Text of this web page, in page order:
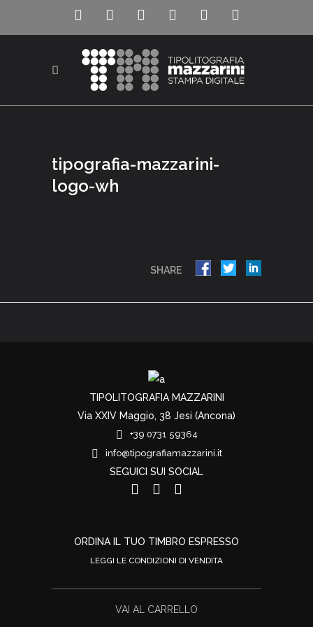
tipografia-mazzarini-
logo-wh
SHARE
TIPOLITOGRAFIA MAZZARINI
Via XXIV Maggio, 38 Jesi (Ancona)
+39 0731 59364
info@tipografiamazzarini.it
SEGUICI SUI SOCIAL
ORDINA IL TUO TIMBRO ESPRESSO
LEGGI LE CONDIZIONI DI VENDITA
VAI AL CARRELLO